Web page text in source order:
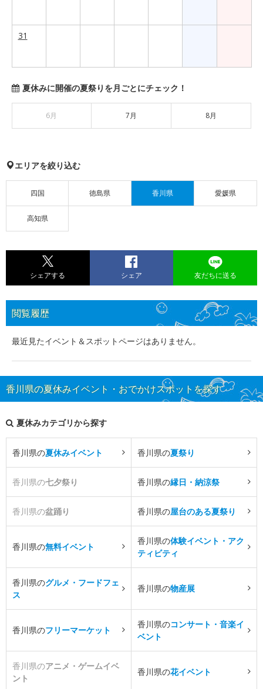
31
夏休みに開催の夏祭りを月ごとにチェック！
6月 7月 8月
エリアを絞り込む
四国 徳島県 香川県 愛媛県
高知県
シェアする シェア 友だちに送る
閲覧履歴
最近見たイベント＆スポットページはありません。
香川県の夏休みイベント・おでかけスポットを探す
夏休みカテゴリから探す
香川県の夏休みイベント 香川県の夏祭り
香川県の七夕祭り 香川県の縁日・納涼祭
香川県の盆踊り 香川県の屋台のある夏祭り
香川県の無料イベント
香川県の体験イベント・アク
ティビティ
香川県のグルメ・フードフェ
ス
香川県の物産展
香川県のフリーマーケット
香川県のコンサート・音楽イ
ベント
香川県のアニメ・ゲームイベ
ント
香川県の花イベント